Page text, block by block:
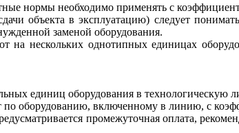
нормы необходимо применять с
объекта в эксплуатацию) следует
заменой оборудования.
на нескольких однотипных единицах
единиц оборудования в технологическую
по оборудованию, включенному в линию, с
промежуточная оплата,